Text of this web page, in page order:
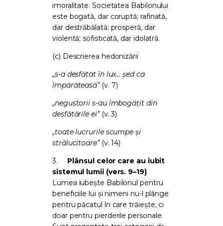
imoralitate. Societatea Babilonului
este bogată, dar coruptă; rafinată,
dar destrăbălată; prosperă, dar
violentă; sofisticată, dar idolatră.
(c) Descrierea hedonizării
„s-a desfătat în lux… șed ca
împărăteasă”(v. 7)
„negustorii s-au îmbogățit din
desfătările ei”(v. 3)
„toate lucrurile scumpe și
strălucitoare”(v. 14)
3.
Plânsul celor care au iubit
sistemul lumii (vers. 9–19)
Lumea iubește Babilonul pentru
beneficiile lui și nimeni nu-l plânge
pentru păcatul în care trăiește, ci
doar pentru pierderile personale.